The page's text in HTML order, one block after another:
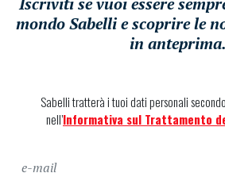
mondo Sabelli e scoprire le
in anteprima.
Sabelli tratterà i tuoi dati personali
nell’Informativa sul Trattamento